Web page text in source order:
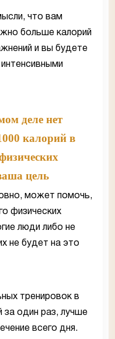
что вам
больше калорий
и вы будете
деле нет
калорий в
цель
может помочь,
физических
люди либо не
не будет на это
тренировок в
за один раз, лучше
всего дня.